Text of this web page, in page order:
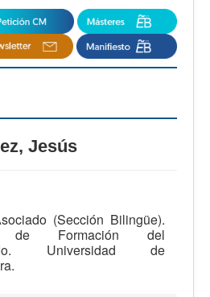
Jesús
(Sección Bilingüe).
de Formación del
Universidad de